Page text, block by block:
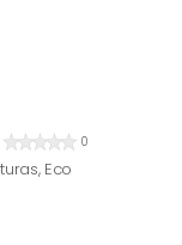
0
Eco